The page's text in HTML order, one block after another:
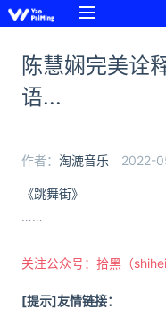
陈慧娴完美诠
语...
作者： 淘漉音乐 2022-
《跳舞街》
……
关注公众号：拾黑（
[提示]友情链接：